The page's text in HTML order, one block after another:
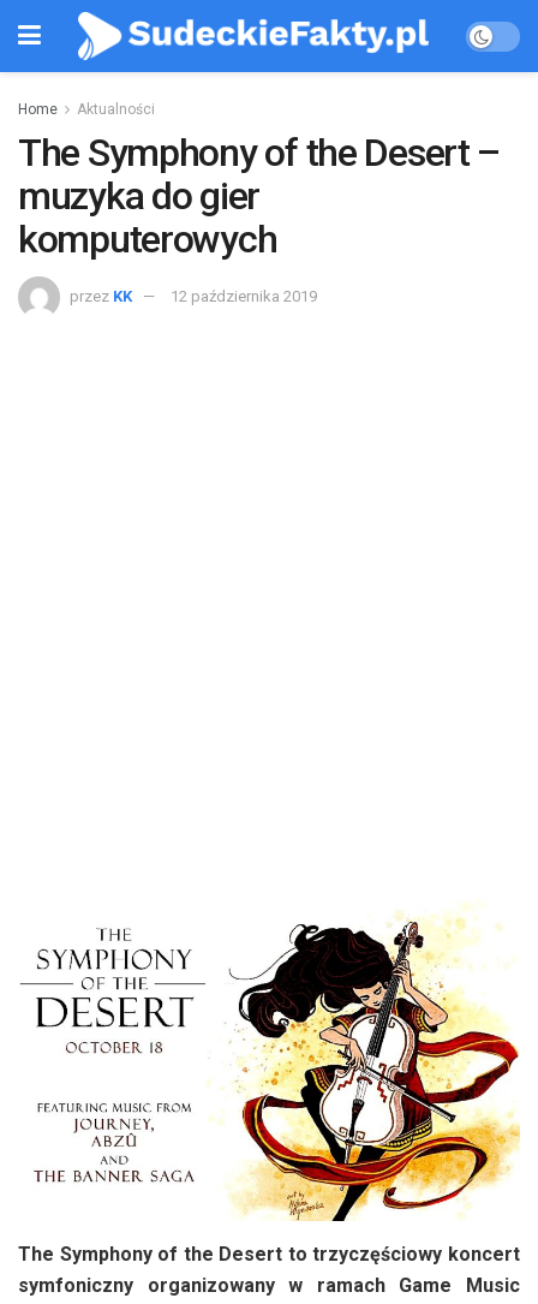
Home Aktualności
The Symphony of the Desert –
muzyka do gier
komputerowych
przez KK 12 października 2019
The Symphony of the Desert to trzyczęściowy koncert
symfoniczny organizowany w ramach Game Music